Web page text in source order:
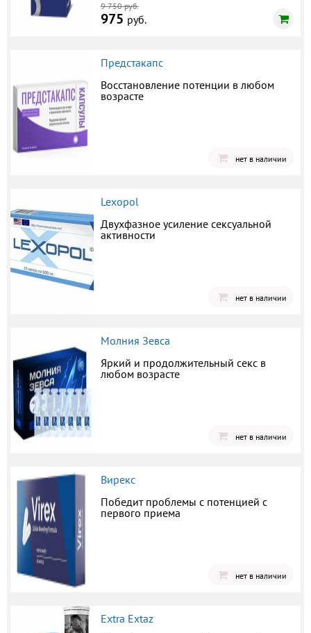
9 750 руб.
975 руб.
Предстакапс
Восстановление потенции в любом
возрасте
нет в наличии
Lexopol
Двухфазное усиление сексуальной
активности
нет в наличии
Молния Зевса
Яркий и продолжительный секс в
любом возрасте
нет в наличии
Вирекс
Победит проблемы с потенцией с
первого приема
нет в наличии
Extra Extaz